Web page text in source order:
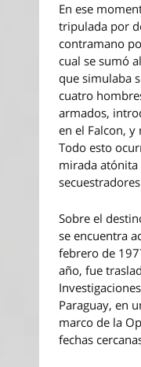
En ese
tripulada por
contramano
cual se sumó
que simulaba
cuatro
armados,
en el Falcon,
Todo esto
mirada atónita
Sobre el
se encuentra
febrero de
año, fue
Paraguay, en
marco de la
fechas